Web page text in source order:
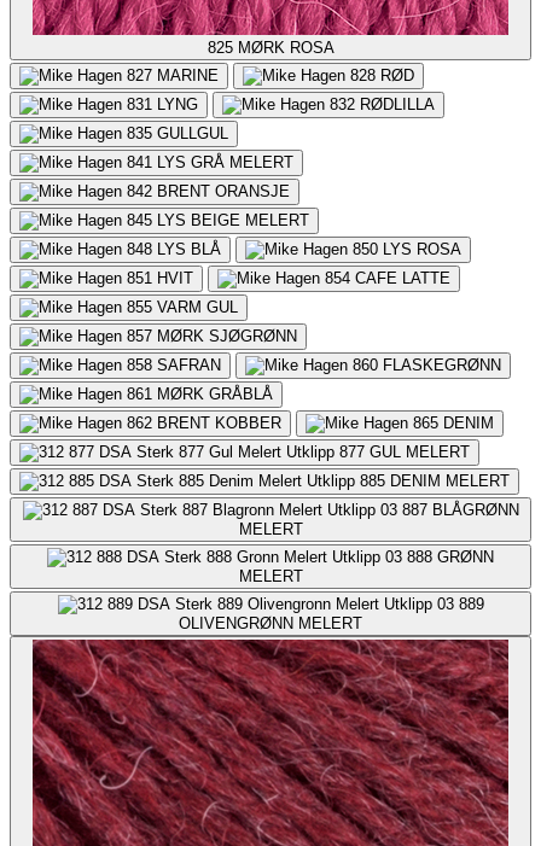
825 MØRK ROSA
827 MARINE 828 RØD
831 LYNG 832 RØDLILLA
835 GULLGUL
841 LYS GRÅ MELERT
842 BRENT ORANSJE
845 LYS BEIGE MELERT
848 LYS BLÅ 850 LYS ROSA
851 HVIT 854 CAFE LATTE
855 VARM GUL
857 MØRK SJØGRØNN
858 SAFRAN 860 FLASKEGRØNN
861 MØRK GRÅBLÅ
862 BRENT KOBBER 865 DENIM
877 GUL MELERT
885 DENIM MELERT
887 BLÅGRØNN
MELERT
888 GRØNN
MELERT
889
OLIVENGRØNN MELERT